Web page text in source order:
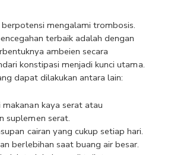
mengalami trombosis.
terbaik adalah dengan
ambeien secara
konstipasi menjadi kunci utama.
dapat dilakukan antara lain:
makanan kaya serat atau
suplemen serat.
cairan yang cukup setiap hari.
berlebihan saat buang air besar.